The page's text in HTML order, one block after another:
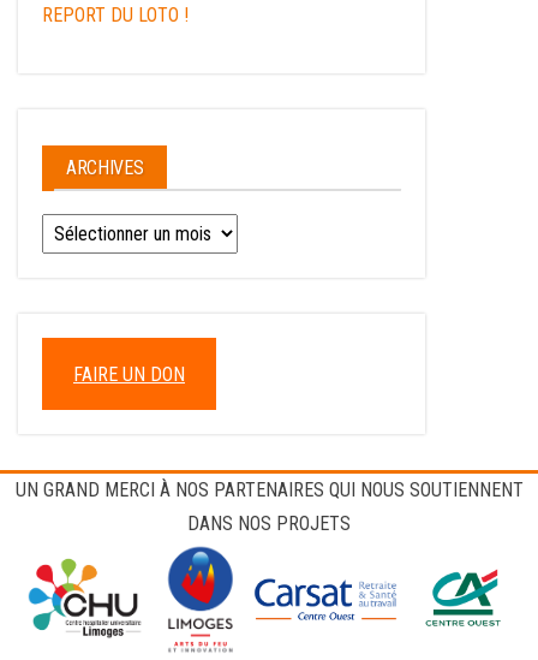
REPORT DU LOTO !
ARCHIVES
Archives
FAIRE UN DON
UN GRAND MERCI À NOS PARTENAIRES QUI NOUS SOUTIENNENT
DANS NOS PROJETS